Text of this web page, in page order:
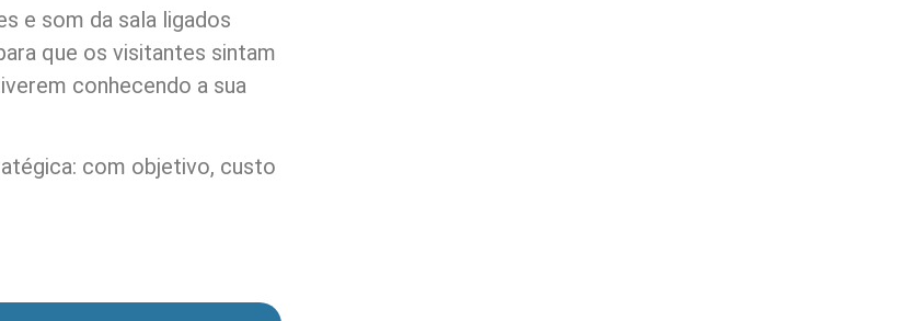
e som da sala ligados
que os visitantes sintam
conhecendo a sua
com objetivo, custo